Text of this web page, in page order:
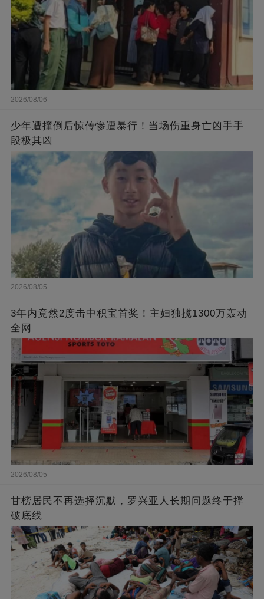
2026/08/06
少年遭撞倒后惊传惨遭暴行！当场伤重身亡凶手手
段极其凶
2026/08/05
3年内竟然2度击中积宝首奖！主妇独揽1300万轰动
全网
2026/08/05
甘榜居民不再选择沉默，罗兴亚人长期问题终于撑
破底线